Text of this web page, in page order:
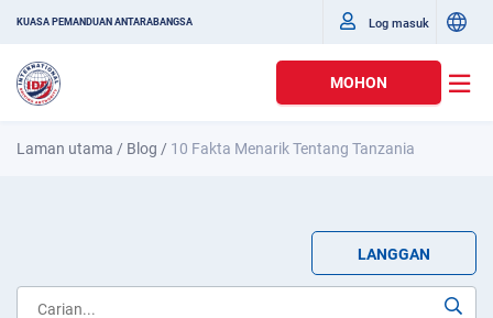
KUASA PEMANDUAN ANTARABANGSA Log masuk
MOHON
Laman utama / Blog / 10 Fakta Menarik Tentang Tanzania
LANGGAN